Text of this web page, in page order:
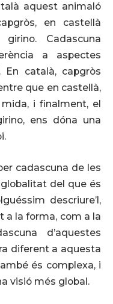
aquest animaló
en castellà
Cadascuna
a aspectes
català, capgròs
que en castellà,
mida, i finalment, el
ens dóna una
cadascuna de les
del que és
descriure’l,
a la forma, com a la
d’aquestes
diferent a aquesta
és complexa, i
visió més global.